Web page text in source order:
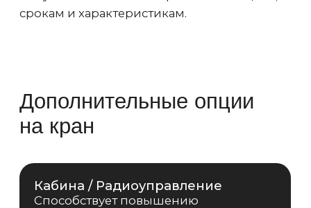
Анемометр
При достижении максимально
Галерея и площадка
обслуживания мостового крана
Техническое обслуживание
Аттестованные специалисты компании
выполнят весь комплекс услуг по
техническому обслуживанию